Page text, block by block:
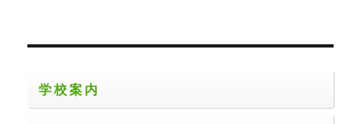
ン
投
学校案内